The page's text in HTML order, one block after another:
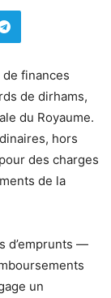
de finances
de dirhams,
du Royaume.
hors
des charges
de la
d’emprunts —
un